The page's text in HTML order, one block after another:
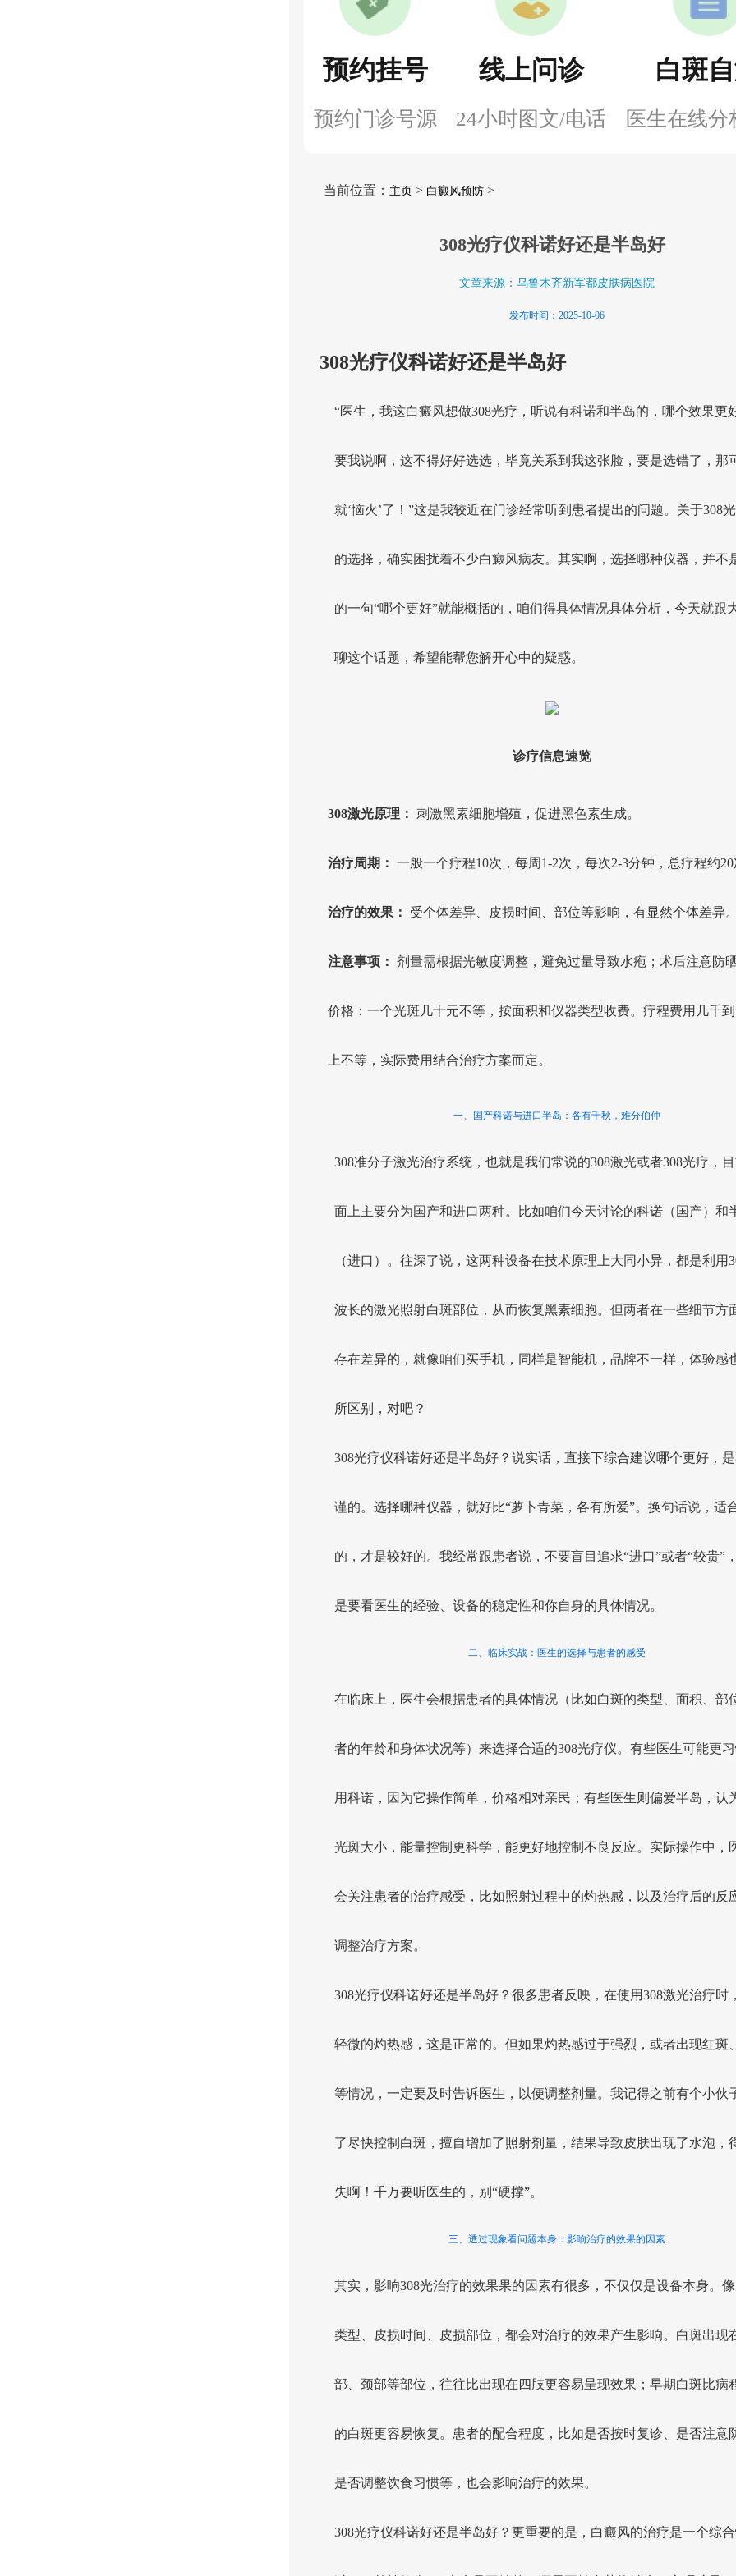
预约挂号
预约门诊号源
线上问诊
24小时图文/电话
白斑
医生在线分
当前位置： 主页> 白癜风预防>
308光疗仪科诺好还是半岛好
文章来源：乌鲁木齐新军都皮肤病医院
发布时间：2025-10-06
308光疗仪科诺好还是半岛好
“医生，我这白癜风想做308光疗，听说有科诺和半岛的，哪个效果更
要我说啊，这不得好好选选，毕竟关系到我这张脸，要是选错了，那
就‘恼火’了！”这是我较近在门诊经常听到患者提出的问题。关于308
的选择，确实困扰着不少白癜风病友。其实啊，选择哪种仪器，并不
的一句“哪个更好”就能概括的，咱们得具体情况具体分析，今天就跟
聊这个话题，希望能帮您解开心中的疑惑。
诊疗信息速览
308激光原理： 刺激黑素细胞增殖，促进黑色素生成。
治疗周期： 一般一个疗程10次，每周1-2次，每次2-3分钟，总疗程约20
治疗的效果： 受个体差异、皮损时间、部位等影响，有显然个体差异。
注意事项： 剂量需根据光敏度调整，避免过量导致水疱；术后注意防晒
价格：一个光斑几十元不等，按面积和仪器类型收费。疗程费用几千
上不等，实际费用结合治疗方案而定。
一、国产科诺与进口半岛：各有千秋，难分伯仲
308准分子激光治疗系统，也就是我们常说的308激光或者308光疗，
面上主要分为国产和进口两种。比如咱们今天讨论的科诺（国产）和
（进口）。往深了说，这两种设备在技术原理上大同小异，都是利用
波长的激光照射白斑部位，从而恢复黑素细胞。但两者在一些细节方
存在差异的，就像咱们买手机，同样是智能机，品牌不一样，体验感
所区别，对吧？
308光疗仪科诺好还是半岛好？说实话，直接下综合建议哪个更好，
谨的。选择哪种仪器，就好比“萝卜青菜，各有所爱”。换句话说，适
的，才是较好的。我经常跟患者说，不要盲目追求“进口”或者“较贵”
是要看医生的经验、设备的稳定性和你自身的具体情况。
二、临床实战：医生的选择与患者的感受
在临床上，医生会根据患者的具体情况（比如白斑的类型、面积、部
者的年龄和身体状况等）来选择合适的308光疗仪。有些医生可能更
用科诺，因为它操作简单，价格相对亲民；有些医生则偏爱半岛，认
光斑大小，能量控制更科学，能更好地控制不良反应。实际操作中，
会关注患者的治疗感受，比如照射过程中的灼热感，以及治疗后的反
调整治疗方案。
308光疗仪科诺好还是半岛好？很多患者反映，在使用308激光治疗时
轻微的灼热感，这是正常的。但如果灼热感过于强烈，或者出现红斑
等情况，一定要及时告诉医生，以便调整剂量。我记得之前有个小伙
了尽快控制白斑，擅自增加了照射剂量，结果导致皮肤出现了水泡，
失啊！千万要听医生的，别“硬撑”。
三、透过现象看问题本身：影响治疗的效果的因素
其实，影响308光治疗的效果果的因素有很多，不仅仅是设备本身。
类型、皮损时间、皮损部位，都会对治疗的效果产生影响。白斑出现
部、颈部等部位，往往比出现在四肢更容易呈现效果；早期白斑比病
的白斑更容易恢复。患者的配合程度，比如是否按时复诊、是否注意
是否调整饮食习惯等，也会影响治疗的效果。
308光疗仪科诺好还是半岛好？更重要的是，白癜风的治疗是一个综